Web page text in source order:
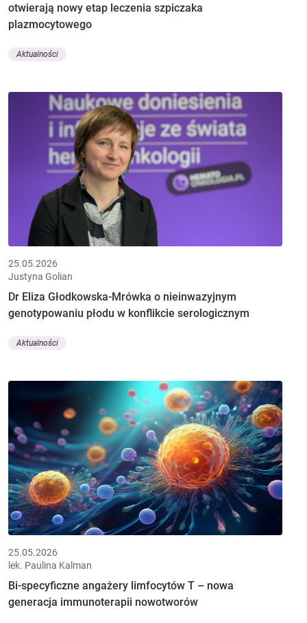
otwierają nowy etap leczenia szpiczaka
plazmocytowego
Aktualności
25.05.2026
Justyna Golian
Dr Eliza Głodkowska-Mrówka o nieinwazyjnym
genotypowaniu płodu w konflikcie serologicznym
Aktualności
25.05.2026
lek. Paulina Kalman
Bi-specyficzne angażery limfocytów T – nowa
generacja immunoterapii nowotworów